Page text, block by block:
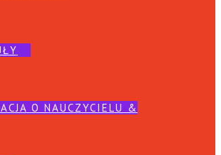
O NAUCZYCIELU &